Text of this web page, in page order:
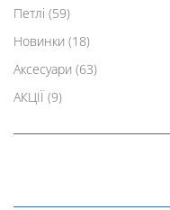
Петлі (59)
Новинки (18)
Аксесуари (63)
АКЦІЇ (9)